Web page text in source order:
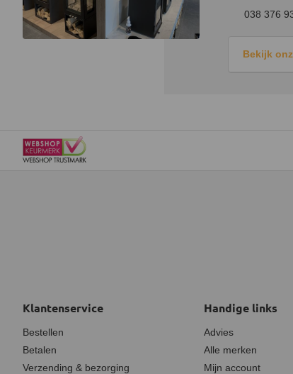
038 376
Bekijk
Klantenservice
Bestellen
Betalen
Verzending & bezorging
Handige links
Advies
Alle merken
Mijn account